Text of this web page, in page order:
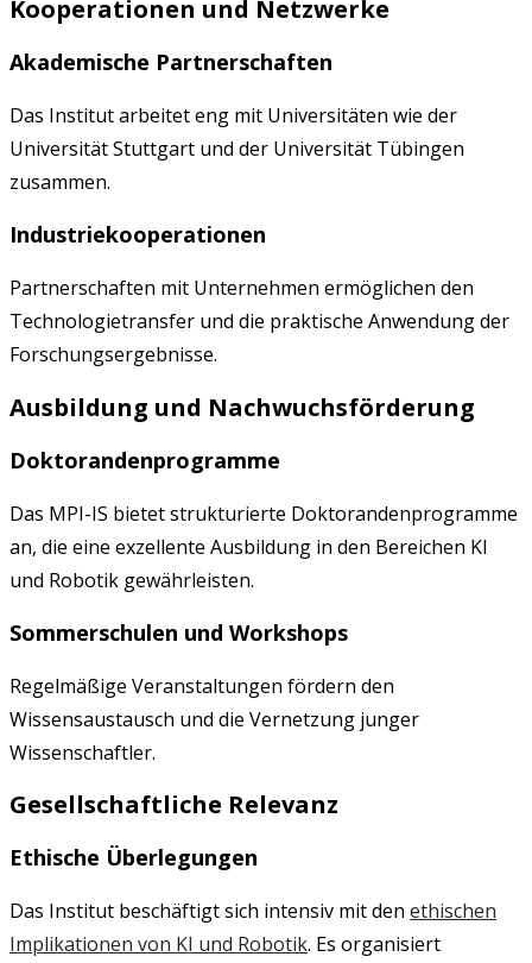
Kooperationen und Netzwerke
Akademische Partnerschaften
Das Institut arbeitet eng mit Universitäten wie der
Universität Stuttgart und der Universität Tübingen
zusammen.
Industriekooperationen
Partnerschaften mit Unternehmen ermöglichen den
Technologietransfer und die praktische Anwendung der
Forschungsergebnisse.
Ausbildung und Nachwuchsförderung
Doktorandenprogramme
Das MPI-IS bietet strukturierte Doktorandenprogramme
an, die eine exzellente Ausbildung in den Bereichen KI
und Robotik gewährleisten.
Sommerschulen und Workshops
Regelmäßige Veranstaltungen fördern den
Wissensaustausch und die Vernetzung junger
Wissenschaftler.
Gesellschaftliche Relevanz
Ethische Überlegungen
Das Institut beschäftigt sich intensiv mit den ethischen
Implikationen von KI und Robotik. Es organisiert